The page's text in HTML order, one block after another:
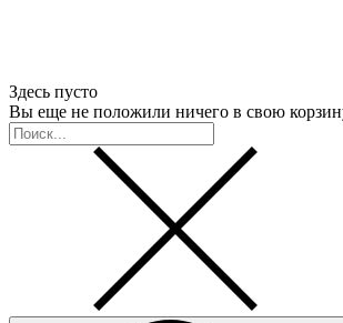
Здесь пусто
Вы еще не положили ничего в свою